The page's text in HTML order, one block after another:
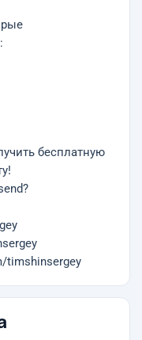
бесплатную
timshinsergey